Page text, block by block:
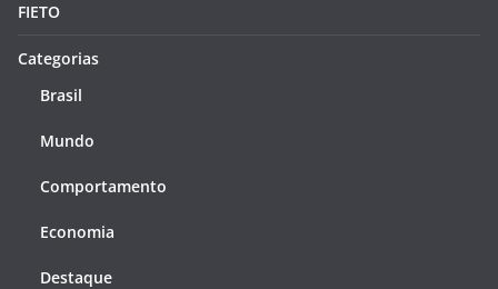
FIETO
Categorias
Brasil
Mundo
Comportamento
Economia
Destaque